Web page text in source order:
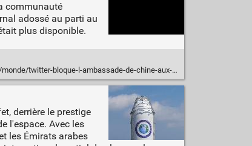
communauté
adossé au parti au
plus disponible.
l-ambassade-de-chine-aux-us-pour-un-message-lie-aux-ouighours_746952
derrière le prestige
l'espace. Avec les
les Émirats arabes